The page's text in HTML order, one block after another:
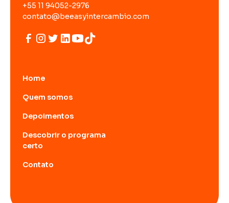
+55 11 94052-2976
contato@beeasyintercambio.com
Home
Quem somos
Depoimentos
Descobrir o programa
certo
Contato